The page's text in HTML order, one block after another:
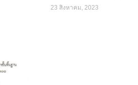
23 สิงหาคม, 2023